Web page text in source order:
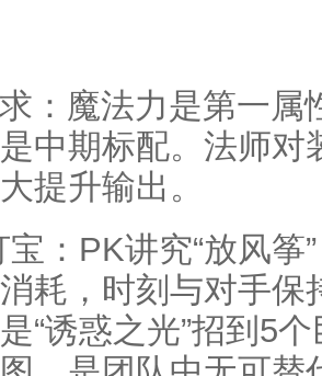
：魔法力是第一属
中期标配。法师对
提升输出。
宝：PK讲究“放风筝
耗，时刻与对手保
“诱惑之光”招到5